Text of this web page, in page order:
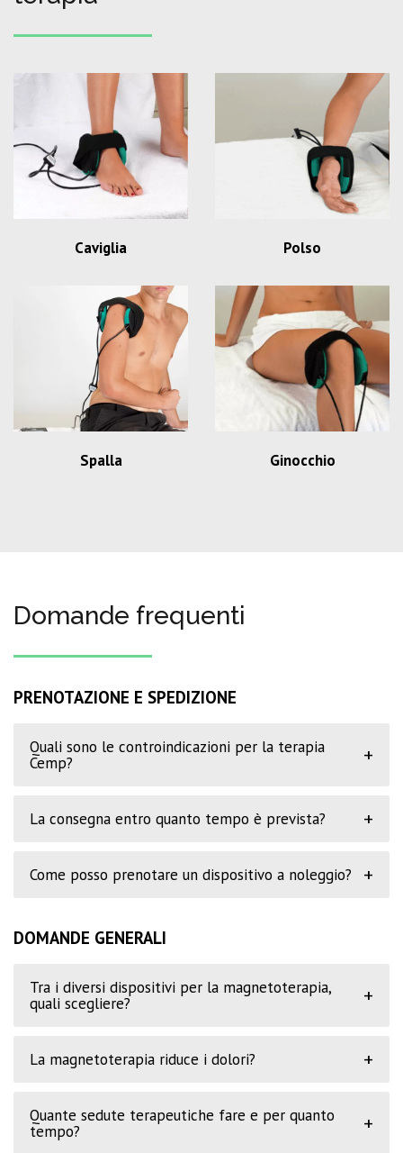
Caviglia Polso
Spalla Ginocchio
Domande frequenti
PRENOTAZIONE E SPEDIZIONE
Quali sono le controindicazioni per la terapia
Cemp?
+
La consegna entro quanto tempo è prevista? +
Come posso prenotare un dispositivo a noleggio? +
DOMANDE GENERALI
Tra i diversi dispositivi per la magnetoterapia,
quali scegliere?
+
La magnetoterapia riduce i dolori? +
Quante sedute terapeutiche fare e per quanto
tempo?
+